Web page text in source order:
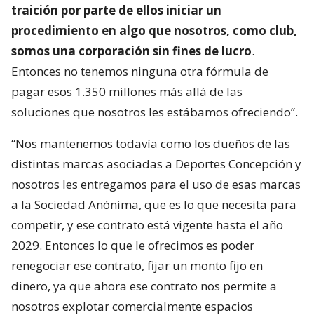
traición por parte de ellos iniciar un
procedimiento en algo que nosotros, como club,
somos una corporación sin fines de lucro.
Entonces no tenemos ninguna otra fórmula de
pagar esos 1.350 millones más allá de las
soluciones que nosotros les estábamos ofreciendo”.
“Nos mantenemos todavía como los dueños de las
distintas marcas asociadas a Deportes Concepción y
nosotros les entregamos para el uso de esas marcas
a la Sociedad Anónima, que es lo que necesita para
competir, y ese contrato está vigente hasta el año
2029. Entonces lo que le ofrecimos es poder
renegociar ese contrato, fijar un monto fijo en
dinero, ya que ahora ese contrato nos permite a
nosotros explotar comercialmente espacios